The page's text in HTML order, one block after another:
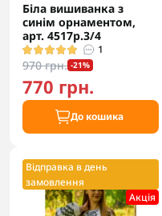
Біла вишиванка з
синім орнаментом,
арт. 4517р.3/4
1
970 грн. -21%
770 грн.
До кошика
Відправка в день
замовлення
Акцiя